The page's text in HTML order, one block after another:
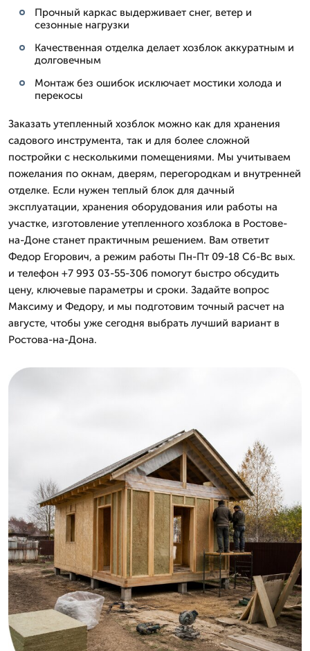
Прочный каркас выдерживает снег, ветер и
сезонные нагрузки
Качественная отделка делает хозблок аккуратным и
долговечным
Монтаж без ошибок исключает мостики холода и
перекосы
Заказать утепленный хозблок можно как для хранения
садового инструмента, так и для более сложной
постройки с несколькими помещениями. Мы учитываем
пожелания по окнам, дверям, перегородкам и внутренней
отделке. Если нужен теплый блок для дачный
эксплуатации, хранения оборудования или работы на
участке, изготовление утепленного хозблока в Ростове-
на-Доне станет практичным решением. Вам ответит
Федор Егорович, а режим работы Пн-Пт 09-18 Сб-Вс вых.
и телефон +7 993 03-55-306 помогут быстро обсудить
цену, ключевые параметры и сроки. Задайте вопрос
Максиму и Федору, и мы подготовим точный расчет на
августе, чтобы уже сегодня выбрать лучший вариант в
Ростова-на-Дона.